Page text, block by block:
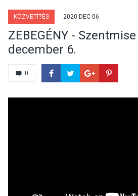
KÖZVETÍTÉS 2020 DEC 06
ZEBEGÉNY -
december 6.
0